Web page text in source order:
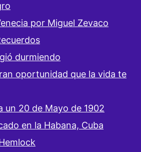
por Miguel Zevaco
durmiendo
oportunidad que la vida te
un 20 de Mayo de 1902
en la Habana, Cuba